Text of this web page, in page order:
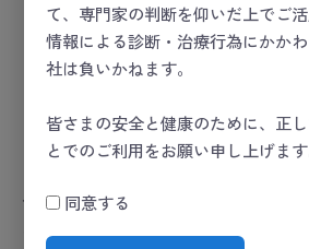
て、専門家の判断を仰いだ上でご
情報による診断・治療行為にかか
社は負いかねます。
皆さまの安全と健康のために、正
とでのご利用をお願い申し上げます
同意する
パルスフロー専用シリコン